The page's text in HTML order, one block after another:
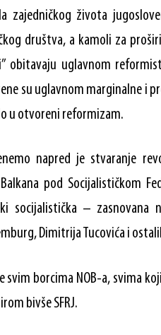
zajedničkog života
društva, a kamoli za
obitavaju uglavnom
su uglavnom marginalne i
u otvoreni reformizam.
napred je stvaranje
pod Socijalističkom
socijalistička – zasnovana
Dimitrija Tucovića i
svim borcima NOB-a, svima
bivše SFRJ.